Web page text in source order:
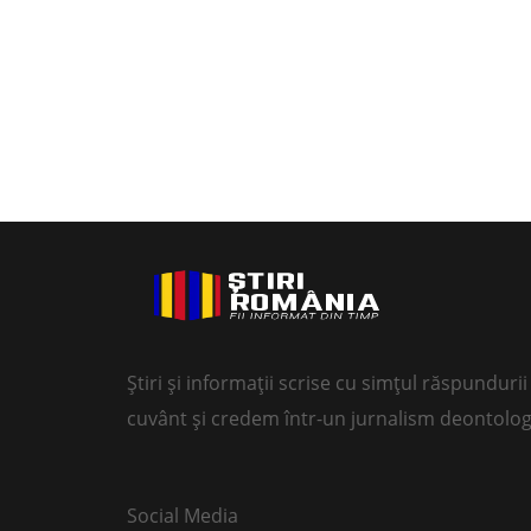
Știri și informații scrise cu simțul
cuvânt și credem într-un jurnalism
Social Media